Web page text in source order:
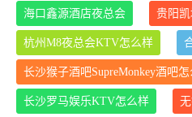
海口鑫源酒店夜总会 贵阳
杭州M8夜总会KTV怎么样
长沙猴子酒吧SupreMonkey酒吧
长沙罗马娱乐KTV怎么样